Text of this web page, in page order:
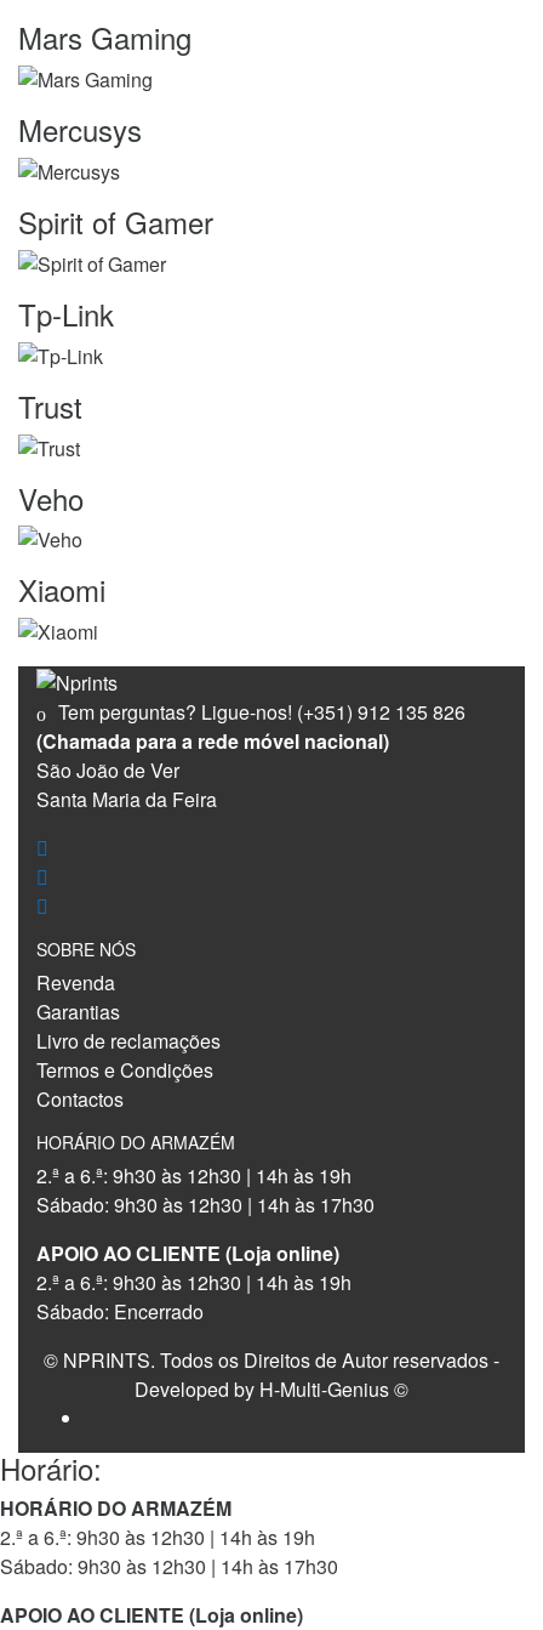
Mars Gaming
Mercusys
Spirit of Gamer
Tp-Link
Trust
Veho
Xiaomi
Tem perguntas? Ligue-nos! (+351) 912 135 826
(Chamada para a rede móvel nacional)
São João de Ver
Santa Maria da Feira
SOBRE NÓS
Revenda
Garantias
Livro de reclamações
Termos e Condições
Contactos
HORÁRIO DO ARMAZÉM
2.ª a 6.ª: 9h30 às 12h30 | 14h às 19h
Sábado: 9h30 às 12h30 | 14h às 17h30
APOIO AO CLIENTE (Loja online)
2.ª a 6.ª: 9h30 às 12h30 | 14h às 19h
Sábado: Encerrado
© NPRINTS. Todos os Direitos de Autor reservados -
Developed by H-Multi-Genius ©
Horário:
HORÁRIO DO ARMAZÉM
2.ª a 6.ª: 9h30 às 12h30 | 14h às 19h
Sábado: 9h30 às 12h30 | 14h às 17h30
APOIO AO CLIENTE (Loja online)